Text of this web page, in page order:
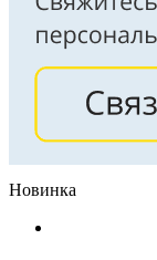
Новинка